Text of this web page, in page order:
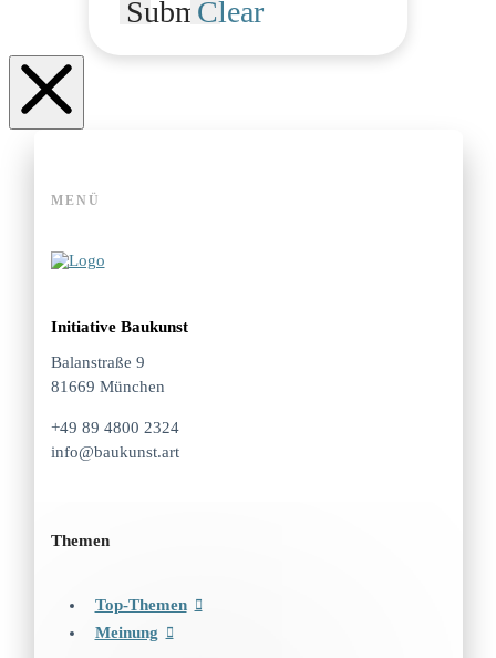
SubmitClear
MENÜ
Initiative Baukunst
Balanstraße 9
81669 München
+49 89 4800 2324
info@baukunst.art
Themen
Top-Themen
Meinung